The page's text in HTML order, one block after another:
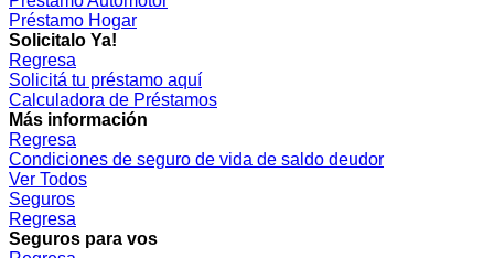
Préstamo Hogar
Solicitalo Ya!
Regresa
Solicitá tu préstamo aquí
Calculadora de Préstamos
Más información
Regresa
Condiciones de seguro de vida de saldo deudor
Ver Todos
Seguros
Regresa
Seguros para vos